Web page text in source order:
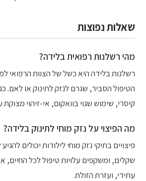
שאלות נפוצות
מהי רשלנות רפואית בלידה?
רשלנות בלידה היא כשל של הצוות הרפואי
הטיפול הסביר, שגרם לנזק לתינוק או לאם.
קיסרי, שימוש שגוי בוואקום, אי-זיהוי מצוקת
מה הפיצוי על נזק מוחי לתינוק בלידה?
פיצויים בתיקי נזק מוחי לילודות יכולים
שקלים, ומשקפים עלויות טיפול לכל החיים,
עתידי, ועזרת הזולת.